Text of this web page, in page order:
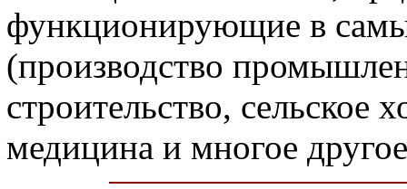
функционирующие в
(производство
строительство, сельское
медицина и многое